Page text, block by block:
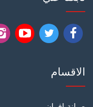
تابعنا
فيسبوك
تابعنا تابعنا
الاقسام